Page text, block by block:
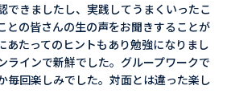
できましたし、実践してうまくいったこ
との皆さんの生の声をお聞きすることが
あたってのヒントもあり勉強になりまし
ラインで新鮮でした。グループワークで
毎回楽しみでした。対面とは違った楽し